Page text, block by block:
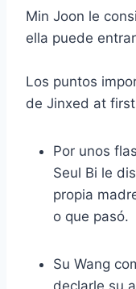
Min Joon le
ella puede
Los puntos
de Jinxed at
Por unos
Seul Bi le
propia
o que pasó.
Su Wang
declarle su